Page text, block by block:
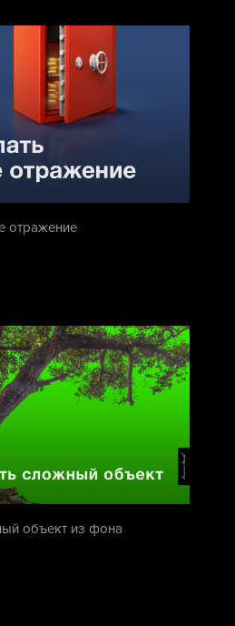
отражение
объект из фона